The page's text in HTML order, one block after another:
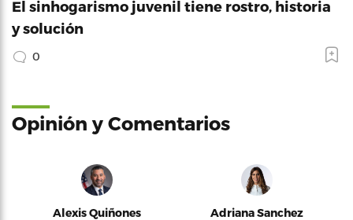
El sinhogarismo juvenil tiene rostro, historia
y solución
0
Opinión y Comentarios
Alexis Quiñones Adriana Sanchez